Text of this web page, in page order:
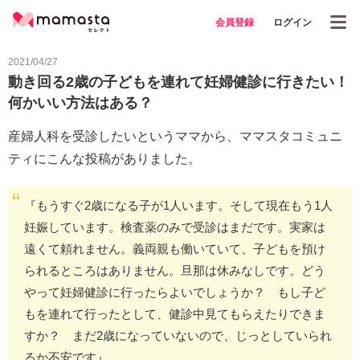
会員登録 ログイン
2021/04/27
動き回る2歳の子どもを連れて妊婦健診に行きたい！
何かいい方法はある？
産婦人科を受診したいというママから、ママスタコミュニ
ティにこんな投稿がありました。
『もうすぐ2歳になる子が1人います。そして現在もう1人
妊娠しています。検査薬のみで受診はまだです。実家は
遠くて頼れません。義両親も働いていて、子どもを預け
られるところはありません。旦那は休みなしです。どう
やって妊婦健診に行ったらよいでしょうか？ もし子ど
もを連れて行ったとして、健診中見てもらえたりできま
すか？ まだ2歳になっていないので、じっとしていられ
るか不安です』